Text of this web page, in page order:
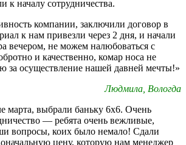
к началу сотрудничества.
компании, заключили договор в
к нам привезли через 2 дня, и начали
вечером, не можем налюбоваться с
и качественно, комар носа не
за осуществление нашей давней мечты!»
Людмила, Вологда
марта, выбрали баньку 6х6. Очень
— ребята очень вежливые,
вопросы, коих было немало! Сдали
цену, которую нам менеджер